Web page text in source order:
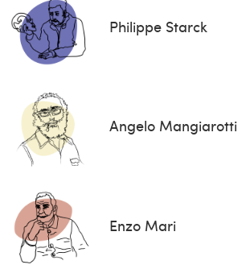
Philippe Starck
Angelo Mangiarotti
Enzo Mari